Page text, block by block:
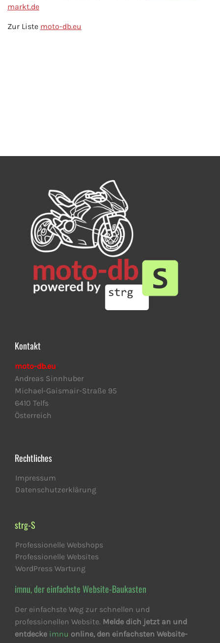
markt.de
Zur Liste moto-db.eu
Kontakt
moto-db.eu
Andreas Sinnhuber
Michael-Gaismair-Straße 95
6410 Telfs
Österreich
Rechtliches
Impressum
Datenschutzerklärung
strg-S
Professionelle Webshops
Professionelle Websites
WordPress Wartung
imnu, der einfachste Website-Baukasten
Der einfachste Weg zur schnellen und
professionellen Website. Melde dich jetzt an und
entdecke imnu online, den einfachsten Website-